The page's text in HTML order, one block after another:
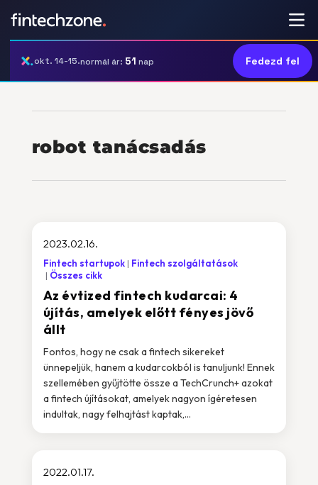
okt. 14-15.normál ár: 51 nap Fedezd fel
robot tanácsadás
Az évtized fintech kudarcai: 4
újítás, amelyek előtt fényes jövő
állt
2023.02.16.
Fintech startupok
Fintech szolgáltatások
Összes cikk
Fontos, hogy ne csak a fintech sikereket
ünnepeljük, hanem a kudarcokból is tanuljunk! Ennek
szellemében gyűjtötte össze a TechCrunch+ azokat
a fintech újításokat, amelyek nagyon ígéretesen
indultak, nagy felhajtást kaptak,...
2022.01.17.